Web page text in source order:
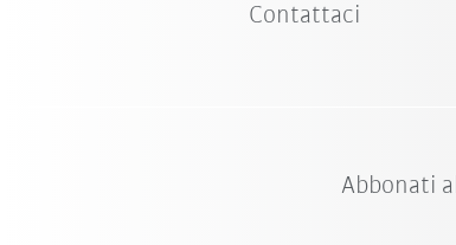
Contattaci
Abbonati